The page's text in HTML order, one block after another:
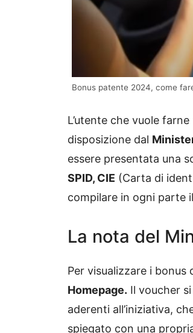
Bonus patente 2024, come
L’utente che vuole
disposizione dal
essere presentata una
SPID, CIE (Carta di
compilare in ogni parte
La nota del
Per visualizzare i
Homepage. Il voucher
aderenti all’iniziativa,
spiegato con una